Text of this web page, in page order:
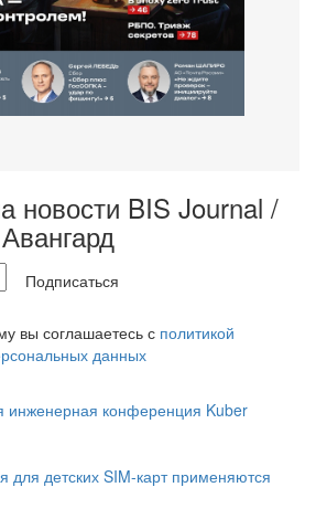
новости BIS Journal /
Подписаться
вы соглашаетесь с политикой
данных
инженерная конференция Kuber
детских SIM-карт применяются